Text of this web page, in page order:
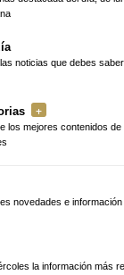
noticias que debes
los mejores contenidos
novedades e
la información más